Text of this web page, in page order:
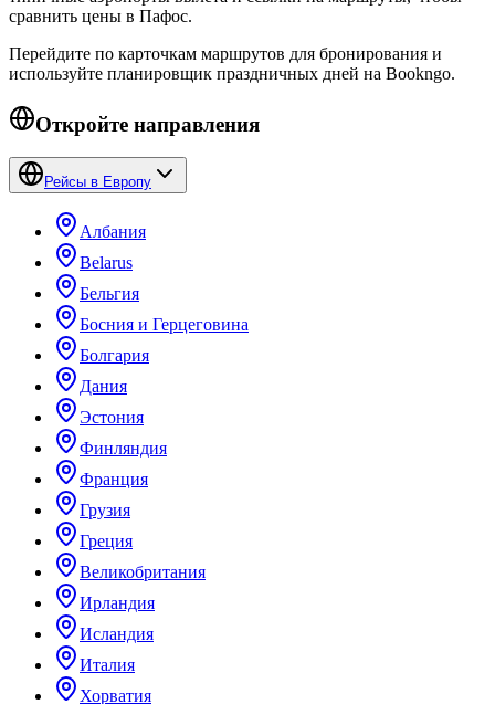
сравнить цены в Пафос.
Перейдите по карточкам маршрутов для бронирования и
используйте планировщик праздничных дней на Bookngo.
Откройте направления
Рейсы в Европу
Албания
Belarus
Бельгия
Босния и Герцеговина
Болгария
Дания
Эстония
Финляндия
Франция
Грузия
Греция
Великобритания
Ирландия
Исландия
Италия
Хорватия